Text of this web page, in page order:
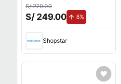
S/ 229.00
S/ 249.00 8%
Shopstar